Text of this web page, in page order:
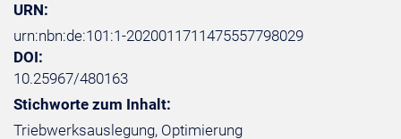
URN:
urn:nbn:de:101:1-2020011711475557798029
DOI:
10.25967/480163
Stichworte zum Inhalt:
Triebwerksauslegung, Optimierung